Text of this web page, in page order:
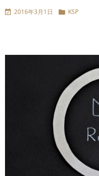
 2016年3月1日  KSP